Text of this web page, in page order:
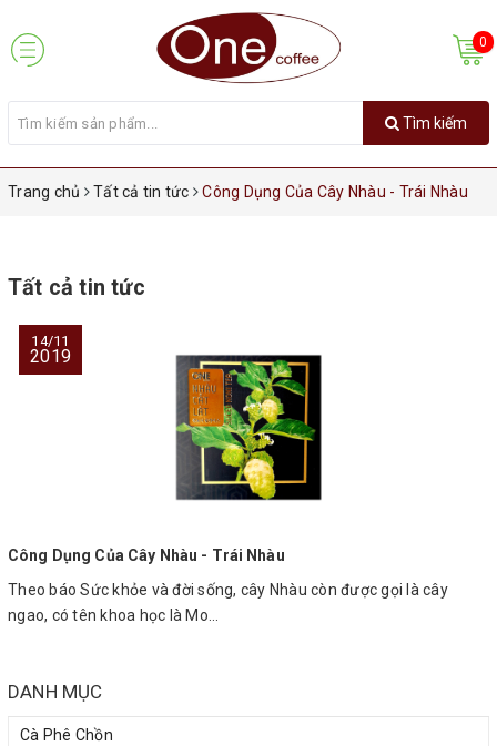
0
Tìm kiếm
Trang chủ Tất cả tin tức Công Dụng Của Cây Nhàu - Trái Nhàu
Tất cả tin tức
14/11
2019
Công Dụng Của Cây Nhàu - Trái Nhàu
Theo báo Sức khỏe và đời sống, cây Nhàu còn được gọi là cây
ngao, có tên khoa học là Mo...
DANH MỤC
Cà Phê Chồn